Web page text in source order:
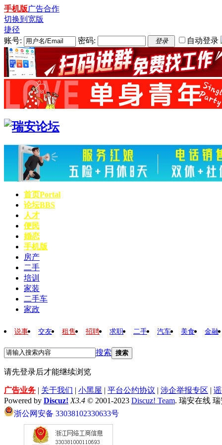
手机版广告合作
切换到宽版
捷径
账号:
密码: 登录 自动登录
首页Portal
论坛BBS
人才
便民
婚恋
手机版
房产
二手
培训
家装
二手车
家政
说事 交友 租售 招聘 求职 二手 汽车 美食 金融
搜索 搜索
请先登录后才能继续浏览
广告业务 | 关于我们 | 小黑屋 | 平台公约协议 | 涉企举报专区 |
Powered by Discuz! X3.4 © 2001-2023 Discuz! Team. 瑞安在线
浙公网安备 33038102330633号